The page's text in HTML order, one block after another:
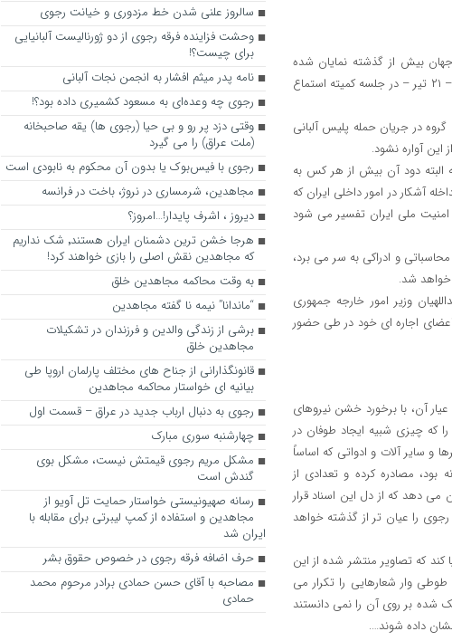
بیش از گذشته نمایان شده
است، پارلمان ایتالیا طی اقدامی تامل برانگیز توسط برخی از اعضای سنا روز چهارشنبه – ۲۱ تیر – در جلسه کمیته استماع
در جریان حمله پلیس آلبانی
این آواره نشود.
البته دود آن بیش از هر کس به
آشکار در امور داخلی ایران که
ملی ایران تفسیر می شود
و ادراکی به سر می برد،
خواهد شد.
وزیر امور خارجه جمهوری
اعضای اجاره ای خود در طی حضور
علی رغم قانونی بودن تمام عیار آن، با برخورد خشن نیروهای
که چیزی شبیه ایجاد طوفان در
و سایر آلات و ادواتی که اساساً
مصادره کرده و تعدادی از
دهد که از دل این اسناد قرار
را عیان تر از گذشته خواهد
کند که تصاویر منتشر شده از این
وار شعارهایی را تکرار می
شده بر روی آن را نمی دانستند
داده شوند….
سالروز علنی شدن خط مزدوری و خیانت رجوی
وحشت فزاینده فرقه رجوی از دو ژورنالیست آلبانیایی
برای چیست؟!
نامه پدر میثم افشار به انجمن نجات آلبانی
رجوی چه وعده‌ای به مسعود کشمیری داده بود؟!
وقتی دزد پر رو و بی حیا (رجوی ها) یقه صاحبخانه
(ملت عراق) را می گیرد
رجوی با فیس‌بوک یا بدون آن محکوم به نابودی است
مجاهدین، شرم‎ساری در نروژ، باخت در فرانسه
ديروز ، اشرف پايدار!…امروز؟
هرجا خشن ترین دشمنان ایران هستند٬ شک نداریم
که مجاهدین نقش اصلی را بازی خواهند کرد!
به وقت محاکمه مجاهدین خلق
“ماندانا” نیمه نا گفته مجاهدین
برشی از زندگی والدین و فرزندان در تشکیلات
مجاهدین خلق
قانونگذارانی از جناح های مختلف پارلمان اروپا طی
بیانیه ای خواستار محاکمه مجاهدین
رجوی به دنبال ارباب جدید در عراق – قسمت اول
چهارشنبه سوری مبارک
مشکل مریم رجوی قیمتش نیست، مشکل بوی
گندش است
رسانه صهیونیستی خواستار حمایت تل آویو از
مجاهدین و استفاده از کمپ لیبرتی برای مقابله با
ایران شد
حرف اضافه فرقه رجوی در خصوص حقوق بشر
مصاحبه با آقای حسن حمادی برادر مرحوم محمد
حمادی